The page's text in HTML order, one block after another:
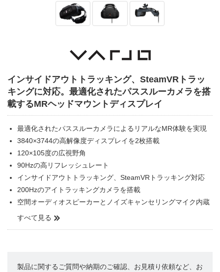
インサイドアウトトラッキング、SteamVRトラッ
キングに対応。最適化されたパススルーカメラを搭
載するMRヘッドマウントディスプレイ
最適化されたパススルーカメラによるリアルなMR体験を実現
3840×3744の高解像度ディスプレイを2枚搭載
120×105度の広視野角
90Hzの高リフレッシュレート
インサイドアウトトラッキング、SteamVRトラッキング対応
200Hzのアイトラッキングカメラを搭載
空間オーディオスピーカーとノイズキャンセリングマイク内蔵
すべて見る
製品に関するご質問や納期のご確認、お見積り依頼など、お